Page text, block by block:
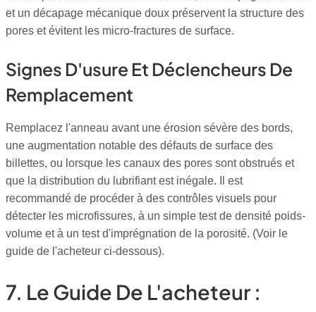
et un décapage mécanique doux préservent la structure des
pores et évitent les micro-fractures de surface.
Signes D'usure Et Déclencheurs De
Remplacement
Remplacez l'anneau avant une érosion sévère des bords,
une augmentation notable des défauts de surface des
billettes, ou lorsque les canaux des pores sont obstrués et
que la distribution du lubrifiant est inégale. Il est
recommandé de procéder à des contrôles visuels pour
détecter les microfissures, à un simple test de densité poids-
volume et à un test d'imprégnation de la porosité. (Voir le
guide de l'acheteur ci-dessous).
7. Le Guide De L'acheteur :